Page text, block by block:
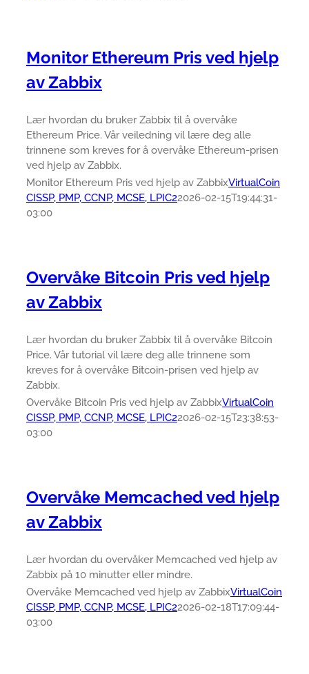
Monitor Ethereum Pris ved hjelp
av Zabbix
Lær hvordan du bruker Zabbix til å overvåke
Ethereum Price. Vår veiledning vil lære deg alle
trinnene som kreves for å overvåke Ethereum-prisen
ved hjelp av Zabbix.
Monitor Ethereum Pris ved hjelp av ZabbixVirtualCoin
CISSP, PMP, CCNP, MCSE, LPIC22026-02-15T19:44:31-
03:00
Overvåke Bitcoin Pris ved hjelp
av Zabbix
Lær hvordan du bruker Zabbix til å overvåke Bitcoin
Price. Vår tutorial vil lære deg alle trinnene som
kreves for å overvåke Bitcoin-prisen ved hjelp av
Zabbix.
Overvåke Bitcoin Pris ved hjelp av ZabbixVirtualCoin
CISSP, PMP, CCNP, MCSE, LPIC22026-02-15T23:38:53-
03:00
Overvåke Memcached ved hjelp
av Zabbix
Lær hvordan du overvåker Memcached ved hjelp av
Zabbix på 10 minutter eller mindre.
Overvåke Memcached ved hjelp av ZabbixVirtualCoin
CISSP, PMP, CCNP, MCSE, LPIC22026-02-18T17:09:44-
03:00